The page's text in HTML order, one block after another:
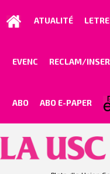
ATUALITÉ
EVENC RECLAM/
ABO ABO E-PAPER